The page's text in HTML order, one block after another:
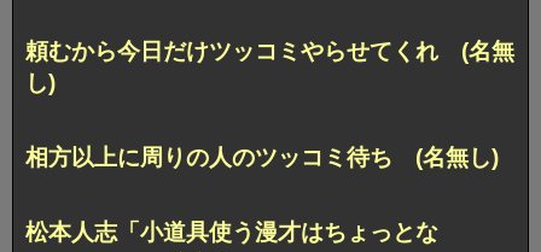
頼むから今日だけツッコミやらせてくれ (名無
し)
相方以上に周りの人のツッコミ待ち (名無し)
松本人志「小道具使う漫才はちょっとな